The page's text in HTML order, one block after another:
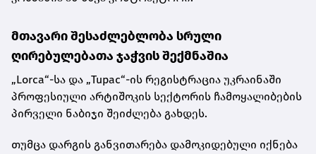
მთავარი შესაძლებლობა სრული
ღირებულებათა ჯაჭვის შექმნაშია
„Lorca“-სა და „Tupac“-ის რეგისტრაცია უკრაინაში
პროფესიული არტიშოკის სექტორის ჩამოყალიბების
პირველი ნაბიჯი შეიძლება გახდეს.
თუმცა დარგის განვითარება დამოკიდებული იქნება